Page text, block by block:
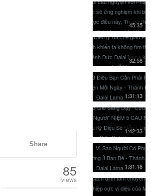
Share
85
views
45:35
32:58
1:31:13
1:42:33
1:31:18